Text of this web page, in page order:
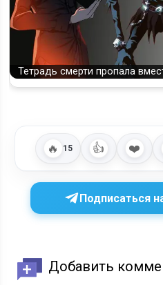
Тетрадь смерти пропала
🔥 15 👍 ❤️
Подписаться
Добавить